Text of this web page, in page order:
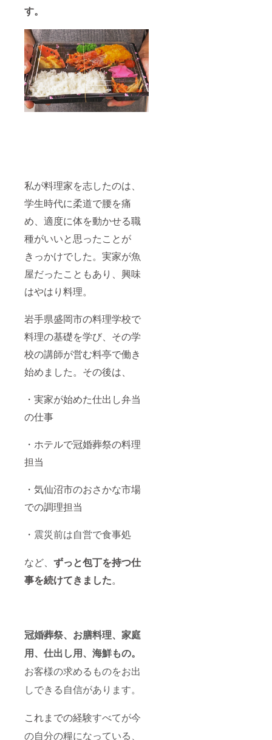
す。
私が料理家を志したのは、
学生時代に柔道で腰を痛
め、適度に体を動かせる職
種がいいと思ったことが
きっかけでした。実家が魚
屋だったこともあり、興味
はやはり料理。
岩手県盛岡市の料理学校で
料理の基礎を学び、その学
校の講師が営む料亭で働き
始めました。その後は、
・実家が始めた仕出し弁当
の仕事
・ホテルで冠婚葬祭の料理
担当
・気仙沼市のおさかな市場
での調理担当
・ 震災前は自営で食事処
など、 ずっと包丁を持つ仕
事を続けてきました。
冠婚葬祭、お膳料理、家庭
用、仕出し用、海鮮もの。
お客様の求めるものをお出
しできる自信があります。
これまでの経験すべてが今
の自分の糧になっている、